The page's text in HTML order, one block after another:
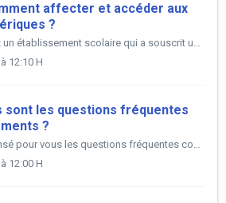
affecter et accéder aux
?
Vous représentez un établissement scolaire qui a souscrit un abonnement auprès d'Index Education ? Vous disposez donc d’interconnexions accessibles ...
12:10 H
sont les questions fréquentes
?
Nous avons recensé pour vous les questions fréquentes concernant les ressources Edulib accessibles depuis le médiacentre GAR de votre établissement. Le...
12:00 H